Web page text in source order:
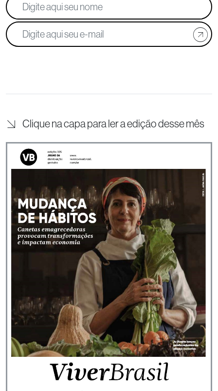
Clique na capa para ler a edição desse mês